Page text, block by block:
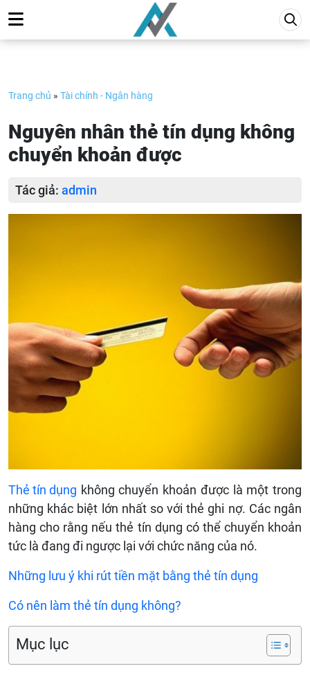
to
content
Trang chủ » Tài chính - Ngân hàng
Nguyên nhân thẻ tín dụng không
chuyển khoản được
Tác giả: admin
Thẻ tín dụng không chuyển khoản được là một trong
những khác biệt lớn nhất so với thẻ ghi nợ. Các ngân
hàng cho rằng nếu thẻ tín dụng có thể chuyển khoản
tức là đang đi ngược lại với chức năng của nó.
Những lưu ý khi rút tiền mặt bằng thẻ tín dụng
Có nên làm thẻ tín dụng không?
Mục lục